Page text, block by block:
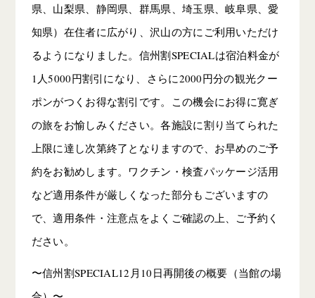
県、山梨県、静岡県、群馬県、埼玉県、岐阜県、愛
知県）在住者に広がり、沢山の方にご利用いただけ
るようになりました。信州割SPECIALは宿泊料金が
1人5000円割引になり、さらに2000円分の観光クー
ポンがつくお得な割引です。この機会にお得に寛ぎ
の旅をお愉しみください。各施設に割り当てられた
上限に達し次第終了となりますので、お早めのご予
約をお勧めします。ワクチン・検査パッケージ活用
など適用条件が厳しくなった部分もございますの
で、適用条件・注意点をよくご確認の上、ご予約く
ださい。
〜信州割SPECIAL12月10日再開後の概要（当館の場